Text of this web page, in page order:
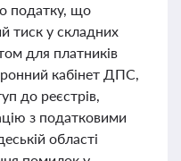
податку, що
тиск у складних
для платників
кабінет ДПС,
до реєстрів,
з податковими
області